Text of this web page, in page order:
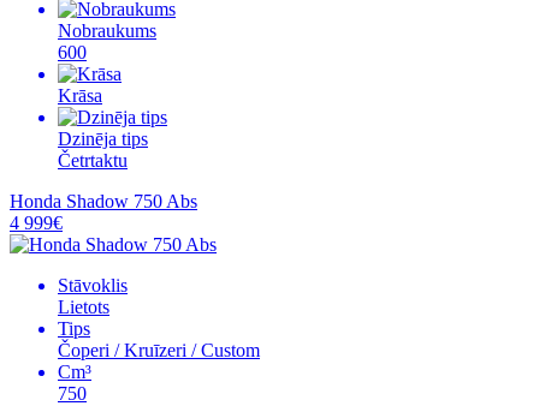
Nobraukums
600
Krāsa
Dzinēja tips
Četrtaktu
Honda Shadow 750 Abs
4 999€
Stāvoklis
Lietots
Tips
Čoperi / Kruīzeri / Custom
Cm³
750